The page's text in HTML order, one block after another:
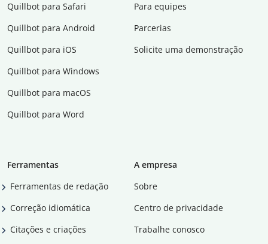
Quillbot para Safari
Quillbot para Android
Quillbot para iOS
Quillbot para Windows
Quillbot para macOS
Quillbot para Word
Para equipes
Parcerias
Solicite uma demonstração
Ferramentas
Ferramentas de redação
Correção idiomática
Citações e criações
A empresa
Sobre
Centro de privacidade
Trabalhe conosco